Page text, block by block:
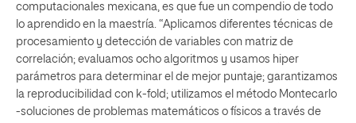
computacionales mexicana, es que fue un compendio de todo
lo aprendido en la maestría. “Aplicamos diferentes técnicas de
procesamiento y detección de variables con matriz de
correlación; evaluamos ocho algoritmos y usamos hiper
parámetros para determinar el de mejor puntaje; garantizamos
la reproducibilidad con k-fold; utilizamos el método Montecarlo
-soluciones de problemas matemáticos o físicos a través de